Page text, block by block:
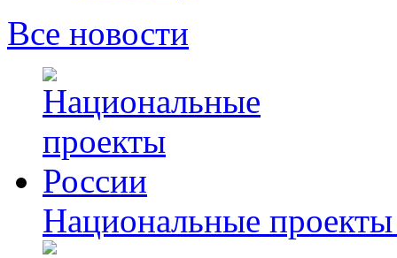
Все новости
Национальные